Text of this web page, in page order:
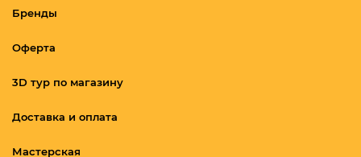
Бренды
Оферта
3D тур по магазину
Доставка и оплата
Мастерская